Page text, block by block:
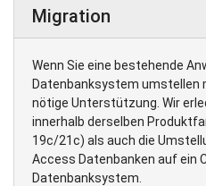
Migration
Wenn Sie eine bestehende
Datenbanksystem umstellen
nötige Unterstützung. Wir
innerhalb derselben
19c/21c) als auch die
Access Datenbanken auf ein
Datenbanksystem.